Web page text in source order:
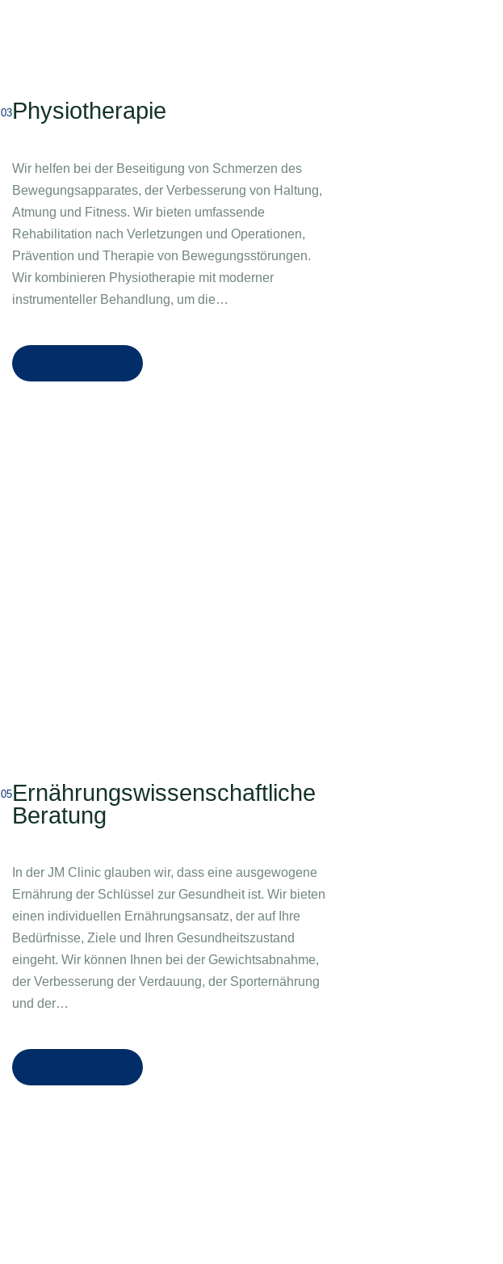
03Physiotherapie
Wir helfen bei der Beseitigung von Schmerzen des
Bewegungsapparates, der Verbesserung von Haltung,
Atmung und Fitness. Wir bieten umfassende
Rehabilitation nach Verletzungen und Operationen,
Prävention und Therapie von Bewegungsstörungen.
Wir kombinieren Physiotherapie mit moderner
instrumenteller Behandlung, um die…
05Ernährungswissenschaftliche
Beratung
In der JM Clinic glauben wir, dass eine ausgewogene
Ernährung der Schlüssel zur Gesundheit ist. Wir bieten
einen individuellen Ernährungsansatz, der auf Ihre
Bedürfnisse, Ziele und Ihren Gesundheitszustand
eingeht. Wir können Ihnen bei der Gewichtsabnahme,
der Verbesserung der Verdauung, der Sporternährung
und der…